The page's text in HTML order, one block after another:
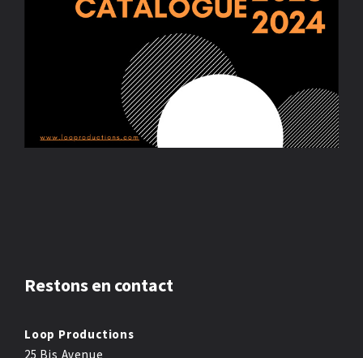
Restons en contact
Loop Productions
25 Bis Avenue